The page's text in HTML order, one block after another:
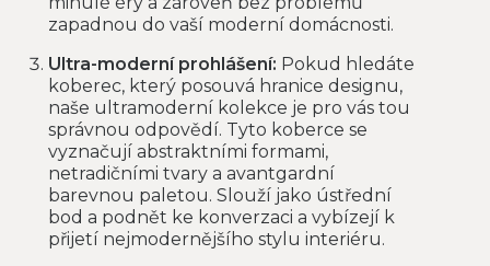
zapadnou do vaší moderní domácnosti.
Ultra-moderní prohlášení: Pokud hledáte
koberec, který posouvá hranice designu,
naše ultramoderní kolekce je pro vás tou
správnou odpovědí. Tyto koberce se
vyznačují abstraktními formami,
netradičními tvary a avantgardní
barevnou paletou. Slouží jako ústřední
bod a podnět ke konverzaci a vybízejí k
přijetí nejmodernějšího stylu interiéru.